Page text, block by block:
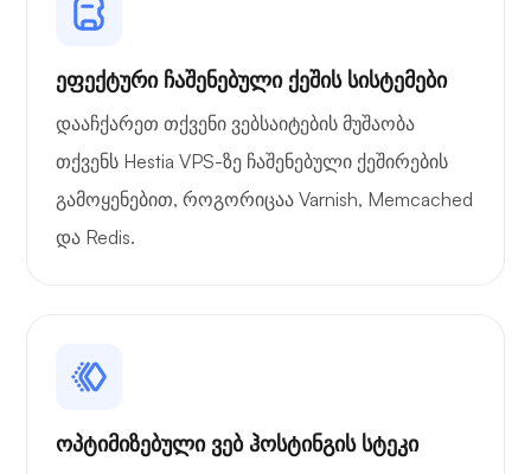
ეფექტური ჩაშენებული ქეშის სისტემები
დააჩქარეთ თქვენი ვებსაიტების მუშაობა
თქვენს Hestia VPS-ზე ჩაშენებული ქეშირების
გამოყენებით, როგორიცაა Varnish, Memcached
და Redis.
ოპტიმიზებული ვებ ჰოსტინგის სტეკი